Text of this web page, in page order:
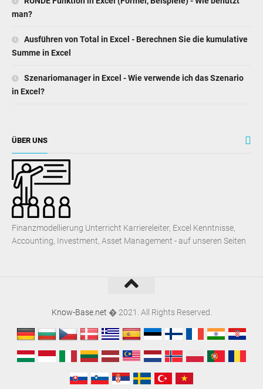
man?
Ausführen von Total in Excel - Berechnen Sie die kumulative
Summe in Excel
Szenariomanager in Excel - Wie verwende ich das Szenario
in Excel?
ÜBER UNS
Finanzmodellierung Unterricht Karriereleiter, Excel Kenntnisse,
Accounting, Investment, Asset Management - auf unseren Seiten
Know-Base.net � 2021. All Rights Reserved.